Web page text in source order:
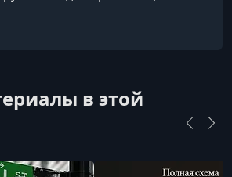
потоков. Проект
на гиков и технарей, а на
лежит концепция личных баз
Knowledge Bases), которая
создавать, развивать и
в этой